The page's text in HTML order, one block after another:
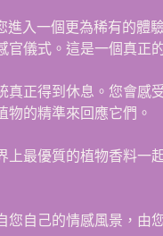
進入一個更為稀有的
儀式。這是一個真正
正得到休息。您會感
的精準來回應它們。
最優質的植物香料一
自己的情感風景，由